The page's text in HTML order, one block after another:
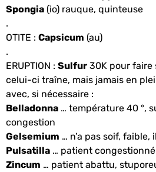
Spongia (io) rauque, quinteuse
.
OTITE : Capsicum (au)
.
ERUPTION : Sulfur 30K pour faire
celui-ci traîne, mais jamais en
avec, si nécessaire :
Belladonna … température 40 °,
congestion
Gelsemium … n’a pas soif, faible,
Pulsatilla … patient
Zincum … patient abattu,